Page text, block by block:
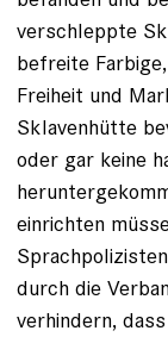
verschleppte
befreite
Freiheit und
Sklavenhütte
oder gar keine
einrichten
durch die
verhindern,